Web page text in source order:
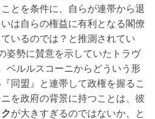
とを条件に、自らが連帯から退
は自らの権益に有利となる閣僚
いるのでは？と推測されてい
姿勢に賛意を示していたトラヴ
ベルルスコーニからどういう形
同盟』と連帯して政権を握るこ
を政府の背景に持つことは、彼
が大きすぎるのではないか、と